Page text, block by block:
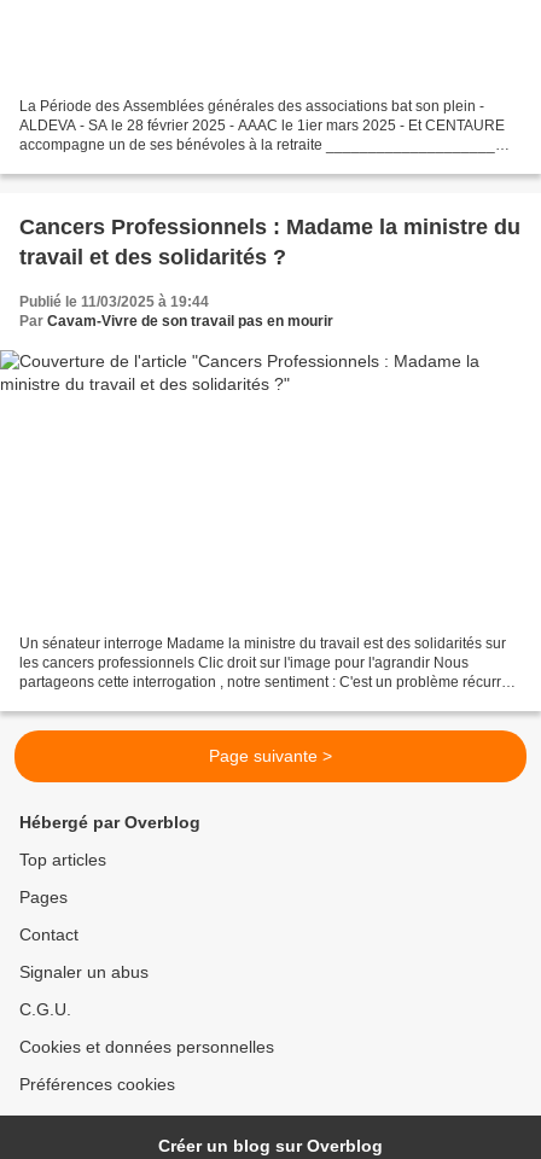
La Période des Assemblées générales des associations bat son plein -
ALDEVA - SA le 28 février 2025 - AAAC le 1ier mars 2025 - Et CENTAURE
accompagne un de ses bénévoles à la retraite ____________________
Cancers Professionnels : Madame la ministre du
travail et des solidarités ?
Publié le 11/03/2025 à 19:44
Par Cavam-Vivre de son travail pas en mourir
Un sénateur interroge Madame la ministre du travail est des solidarités sur
les cancers professionnels Clic droit sur l'image pour l'agrandir Nous
partageons cette interrogation , notre sentiment : C'est un problème récurrent
Page suivante >
Hébergé par Overblog
Top articles
Pages
Contact
Signaler un abus
C.G.U.
Cookies et données personnelles
Préférences cookies
Créer un blog sur Overblog